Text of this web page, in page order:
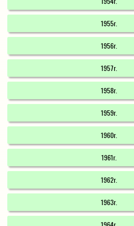
1955r.
1956r.
1957r.
1958r.
1959r.
1960r.
1961r.
1962r.
1963r.